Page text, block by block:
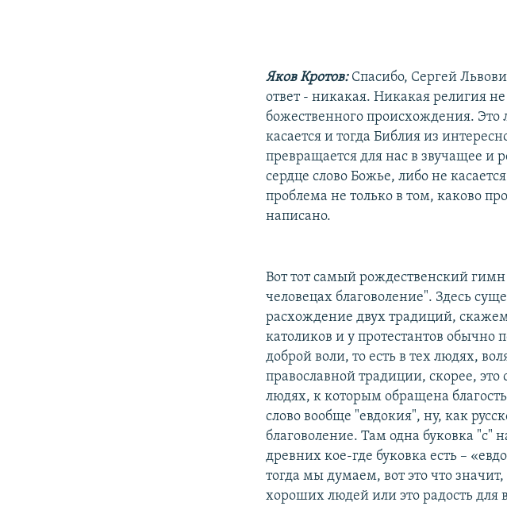
Яков Кротов: Спасибо, Сергей
ответ - никакая. Никакая религия
божественного происхождения. Это
касается и тогда Библия из
превращается для нас в звучащее
сердце слово Божье, либо не
проблема не только в том, каково
написано.
Вот тот самый рождественский
человецах благоволение". Здесь
расхождение двух традиций,
католиков и у протестантов
доброй воли, то есть в тех людях,
православной традиции, скорее,
людях, к которым обращена
слово вообще "евдокия", ну, как
благоволение. Там одна буковка "с"
древних кое-где буковка есть –
тогда мы думаем, вот это что
хороших людей или это радость для